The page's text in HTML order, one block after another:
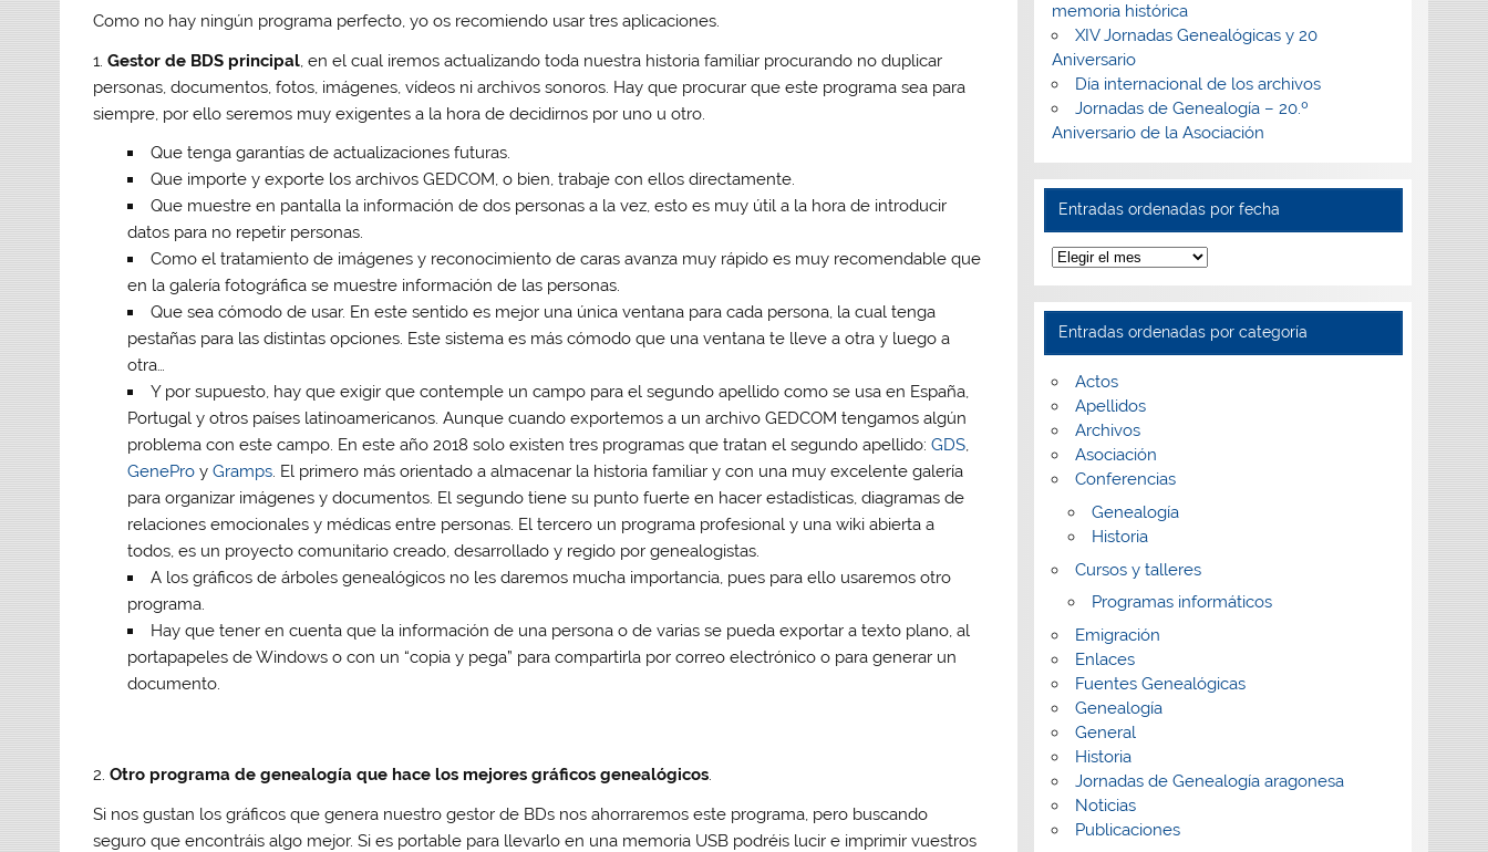
Como no hay ningún programa perfecto, yo os recomiendo usar tres aplicaciones.
1. Gestor de BDS principal , en el cual iremos actualizando toda nuestra historia familiar procurando no duplicar
personas, documentos, fotos, imágenes, vídeos ni archivos sonoros. Hay que procurar que este programa sea para
siempre, por ello seremos muy exigentes a la hora de decidirnos por uno u otro.
Que tenga garantías de actualizaciones futuras.
Que importe y exporte los archivos GEDCOM, o bien, trabaje con ellos directamente.
Que muestre en pantalla la información de dos personas a la vez, esto es muy útil a la hora de introducir
datos para no repetir personas.
Como el tratamiento de imágenes y reconocimiento de caras avanza muy rápido es muy recomendable que
en la galería fotográfica se muestre información de las personas.
Que sea cómodo de usar. En este sentido es mejor una única ventana para cada persona, la cual tenga
pestañas para las distintas opciones. Este sistema es más cómodo que una ventana te lleve a otra y luego a
otra…
Y por supuesto, hay que exigir que contemple un campo para el segundo apellido como se usa en España,
Portugal y otros países latinoamericanos. Aunque cuando exportemos a un archivo GEDCOM tengamos algún
problema con este campo. En este año 2018 solo existen tres programas que tratan el segundo apellido: GDS,
GenePro y Gramps. El primero más orientado a almacenar la historia familiar y con una muy excelente galería
para organizar imágenes y documentos. El segundo tiene su punto fuerte en hacer estadísticas, diagramas de
relaciones emocionales y médicas entre personas. El tercero un programa profesional y una wiki abierta a
todos, es un proyecto comunitario creado, desarrollado y regido por genealogistas.
A los gráficos de árboles genealógicos no les daremos mucha importancia, pues para ello usaremos otro
programa.
Hay que tener en cuenta que la información de una persona o de varias se pueda exportar a texto plano, al
portapapeles de Windows o con un “copia y pega” para compartirla por correo electrónico o para generar un
documento.
2.Otro programa de genealogía que hace los mejores gráficos genealógicos.
Si nos gustan los gráficos que genera nuestro gestor de BDs nos ahorraremos este programa, pero buscando
seguro que encontráis algo mejor. Si es portable para llevarlo en una memoria USB podréis lucir e imprimir vuestros
memoria histórica
XIV Jornadas Genealógicas y 20
Aniversario
Día internacional de los archivos
Jornadas de Genealogía – 20.º
Aniversario de la Asociación
Entradas ordenadas por fecha
Entradas
ordenadas
por
fecha
Entradas ordenadas por categoría
Actos
Apellidos
Archivos
Asociación
Conferencias
Genealogía
Historia
Cursos y talleres
Programas informáticos
Emigración
Enlaces
Fuentes Genealógicas
Genealogía
General
Historia
Jornadas de Genealogía aragonesa
Noticias
Publicaciones